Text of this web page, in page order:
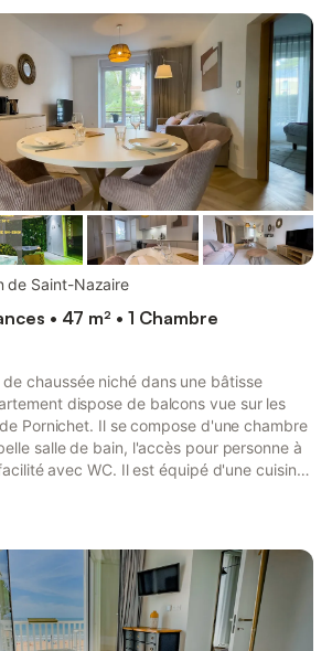
et de céramique, bow-window
qui s’ouvrent sur une te...
de Saint-Nazaire
• 47 m² • 1 Chambre
chaussée niché dans une bâtisse
dispose de balcons vue sur les
Pornichet. Il se compose d'une chambre
salle de bain, l'accès pour personne à
avec WC. Il est équipé d'une cuisine
de service pour 4 personnes. Un
pied, et le calme font de cette . un
. Ce logement est ...